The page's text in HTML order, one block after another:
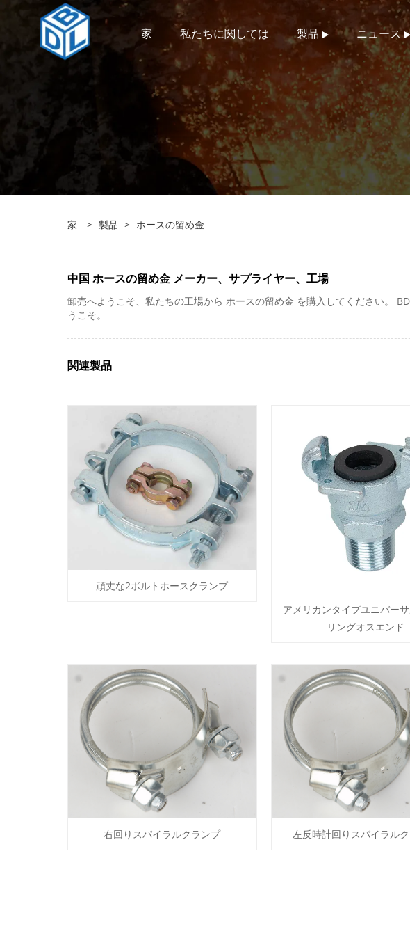
家 私たちに関しては 製品 ニュース
家 > 製品 > ホースの留め金
中国 ホースの留め金 メーカー、サプライヤー、工場
卸売へようこそ、私たちの工場から ホースの留め金 を購入してください。
うこそ。
関連製品
頑丈な2ボルトホースクランプ
アメリカンタイプユニバー
リングオスエンド
右回りスパイラルクランプ 左反時計回りスパイラル